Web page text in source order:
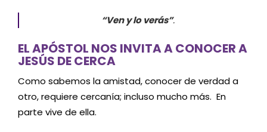
“Ven y lo verás”.
EL APÓSTOL NOS INVITA A CONOCER A
JESÚS DE CERCA
Como sabemos la amistad, conocer de verdad a
otro, requiere cercanía; incluso mucho más. En
parte vive de ella.